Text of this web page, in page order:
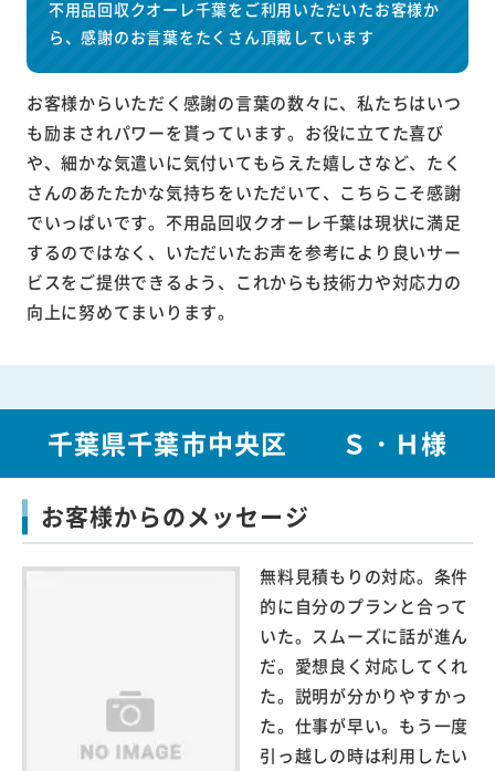
不用品回収クオーレ千葉をご利用いただいたお客様か
ら、感謝のお言葉をたくさん頂戴しています
お客様からいただく感謝の言葉の数々に、私たちはいつ
も励まされパワーを貰っています。お役に立てた喜び
や、細かな気遣いに気付いてもらえた嬉しさなど、たく
さんのあたたかな気持ちをいただいて、こちらこそ感謝
でいっぱいです。不用品回収クオーレ千葉は現状に満足
するのではなく、いただいたお声を参考により良いサー
ビスをご提供できるよう、これからも技術力や対応力の
向上に努めてまいります。
千葉県千葉市中央区 Ｓ・Ｈ様
お客様からのメッセージ
無料見積もりの対応。条件
的に自分のプランと合って
いた。スムーズに話が進ん
だ。愛想良く対応してくれ
た。説明が分かりやすかっ
た。仕事が早い。もう一度
引っ越しの時は利用したい